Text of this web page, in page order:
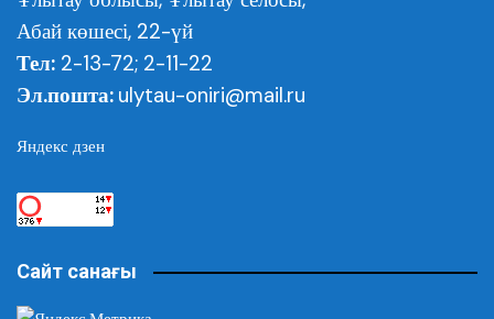
Абай көшесі, 22-үй
Тел: 2-13-72; 2-11-22
Эл.пошта: ulytau-oniri@mail.ru
Яндекс дзен
Сайт санағы